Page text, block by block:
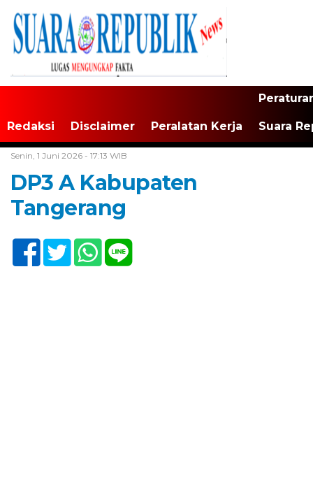
Redaksi Disclaimer Peralatan Kerja Suara
Senin, 1 Juni 2026 - 17:13 WIB
DP3 A Kabupaten
Tangerang